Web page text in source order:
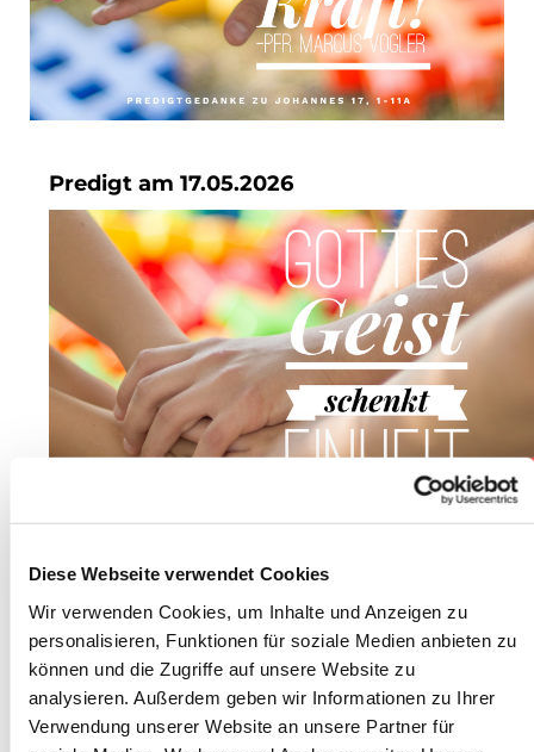
Diese Webseite verwendet Cookies
Wir verwenden Cookies, um Inhalte und Anzeigen zu
personalisieren, Funktionen für soziale Medien anbieten zu
können und die Zugriffe auf unsere Website zu
analysieren. Außerdem geben wir Informationen zu Ihrer
Verwendung unserer Website an unsere Partner für
Predigt am 17.05.2026
Gottes Geist schenkt Einheit und Kraft!